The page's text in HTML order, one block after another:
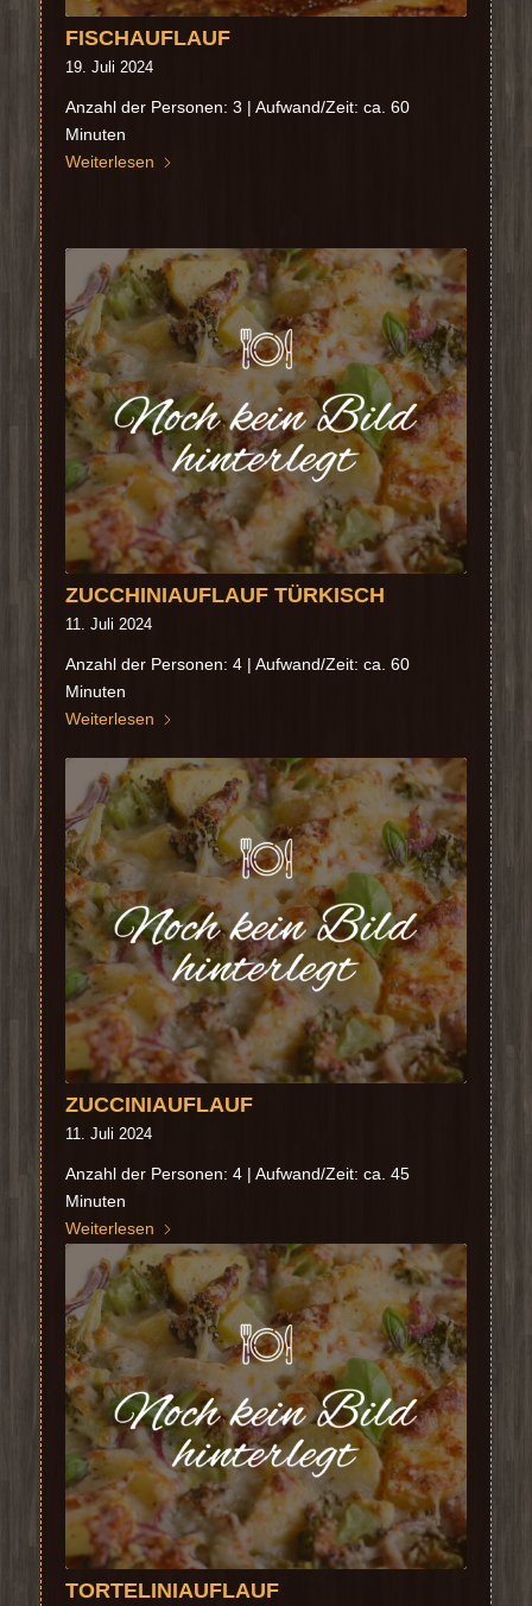
FISCHAUFLAUF
19. Juli 2024
Anzahl der Personen: 3 | Aufwand/Zeit: ca. 60
Minuten
Weiterlesen
ZUCCHINIAUFLAUF TÜRKISCH
11. Juli 2024
Anzahl der Personen: 4 | Aufwand/Zeit: ca. 60
Minuten
Weiterlesen
ZUCCINIAUFLAUF
11. Juli 2024
Anzahl der Personen: 4 | Aufwand/Zeit: ca. 45
Minuten
Weiterlesen
TORTELINIAUFLAUF